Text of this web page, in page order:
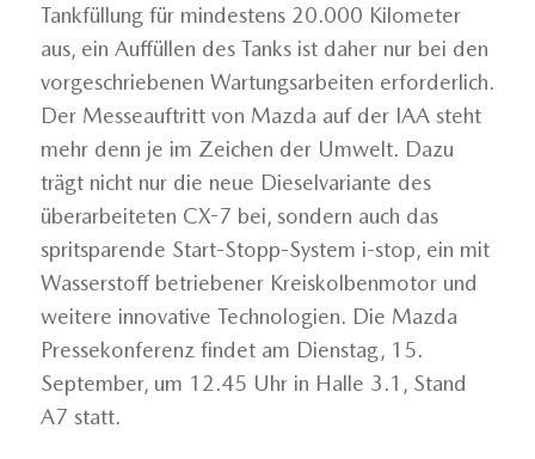
Tankfüllung für mindestens 20.000 Kilometer
aus, ein Auffüllen des Tanks ist daher nur bei den
vorgeschriebenen Wartungsarbeiten erforderlich.
Der Messeauftritt von Mazda auf der IAA steht
mehr denn je im Zeichen der Umwelt. Dazu
trägt nicht nur die neue Dieselvariante des
überarbeiteten CX-7 bei, sondern auch das
spritsparende Start-Stopp-System i-stop, ein mit
Wasserstoff betriebener Kreiskolbenmotor und
weitere innovative Technologien. Die Mazda
Pressekonferenz findet am Dienstag, 15.
September, um 12.45 Uhr in Halle 3.1, Stand
A7 statt.